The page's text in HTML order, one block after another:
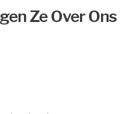
Ze Over Ons